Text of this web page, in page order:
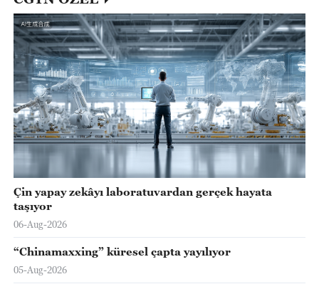
Çin yapay zekâyı laboratuvardan gerçek hayata
taşıyor
06-Aug-2026
“Chinamaxxing” küresel çapta yayılıyor
05-Aug-2026